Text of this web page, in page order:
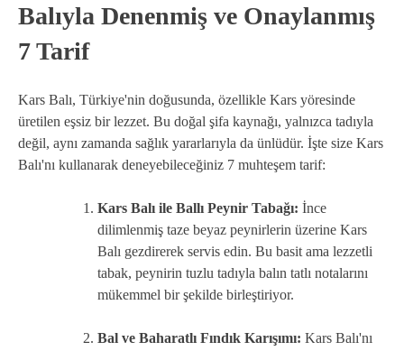
Balıyla Denenmiş ve Onaylanmış
7 Tarif
Kars Balı, Türkiye'nin doğusunda, özellikle Kars yöresinde
üretilen eşsiz bir lezzet. Bu doğal şifa kaynağı, yalnızca tadıyla
değil, aynı zamanda sağlık yararlarıyla da ünlüdür. İşte size Kars
Balı'nı kullanarak deneyebileceğiniz 7 muhteşem tarif:
Kars Balı ile Ballı Peynir Tabağı: İnce
dilimlenmiş taze beyaz peynirlerin üzerine Kars
Balı gezdirerek servis edin. Bu basit ama lezzetli
tabak, peynirin tuzlu tadıyla balın tatlı notalarını
mükemmel bir şekilde birleştiriyor.
Bal ve Baharatlı Fındık Karışımı: Kars Balı'nı